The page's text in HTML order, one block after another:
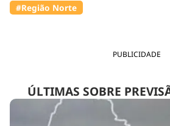
PUBLICIDADE
ÚLTIMAS SOBRE
#Região Norte